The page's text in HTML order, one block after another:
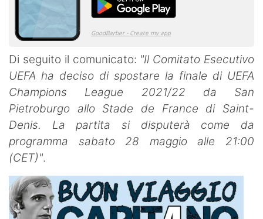
Di seguito il comunicato: "Il Comitato Esecutivo
UEFA ha deciso di spostare la finale di UEFA
Champions League 2021/22 da San
Pietroburgo allo Stade de France di Saint-
Denis. La partita si disputerà come da
programma sabato 28 maggio alle 21:00
(CET)".